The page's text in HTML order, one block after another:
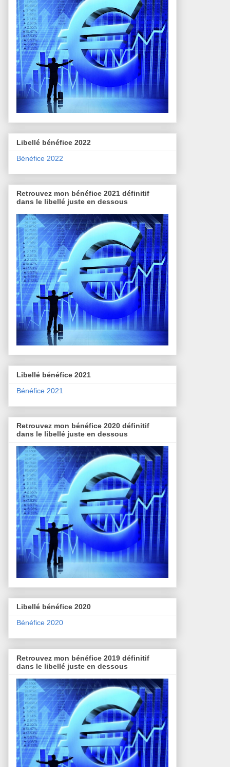
Libellé bénéfice 2022
Bénéfice 2022
Retrouvez mon bénéfice 2021 définitif
dans le libellé juste en dessous
Libellé bénéfice 2021
Bénéfice 2021
Retrouvez mon bénéfice 2020 définitif
dans le libellé juste en dessous
Libellé bénéfice 2020
Bénéfice 2020
Retrouvez mon bénéfice 2019 définitif
dans le libellé juste en dessous